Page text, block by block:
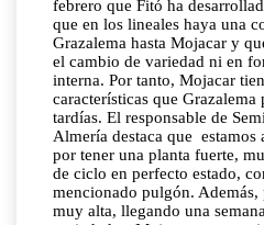
febrero que Fitó ha
que en los lineales haya una
Grazalema hasta Mojacar y
el cambio de variedad ni en
interna. Por tanto, Mojacar
características que Grazalema
tardías. El responsable de
Almería destaca que estamos
por tener una planta fuerte,
de ciclo en perfecto estado,
mencionado pulgón. Además,
muy alta, llegando una